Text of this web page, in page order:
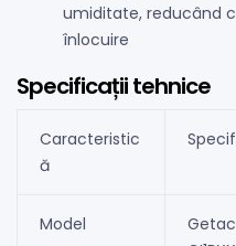
umiditate, reducând
înlocuire
Specificații tehnice
Caracteristic
ă
Model
Getac